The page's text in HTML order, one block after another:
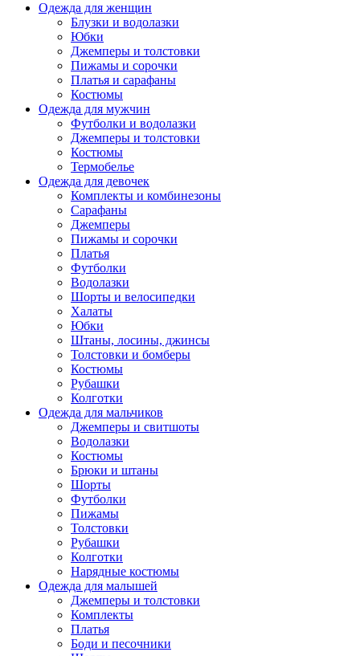
Одежда для женщин
Блузки и водолазки
Юбки
Джемперы и толстовки
Пижамы и сорочки
Платья и сарафаны
Костюмы
Одежда для мужчин
Футболки и водолазки
Джемперы и толстовки
Костюмы
Термобелье
Одежда для девочек
Комплекты и комбинезоны
Сарафаны
Джемперы
Пижамы и сорочки
Платья
Футболки
Водолазки
Шорты и велосипедки
Халаты
Юбки
Штаны, лосины, джинсы
Толстовки и бомберы
Костюмы
Рубашки
Колготки
Одежда для мальчиков
Джемперы и свитшоты
Водолазки
Костюмы
Брюки и штаны
Шорты
Футболки
Пижамы
Толстовки
Рубашки
Колготки
Нарядные костюмы
Одежда для малышей
Джемперы и толстовки
Комплекты
Платья
Боди и песочники